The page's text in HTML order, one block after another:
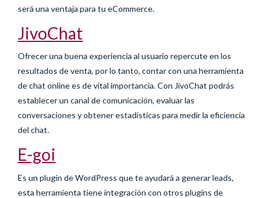
será una ventaja para tu eCommerce.
JivoChat
Ofrecer una buena experiencia al usuario repercute en los
resultados de venta, por lo tanto, contar con una herramienta
de chat online es de vital importancia. Con JivoChat podrás
establecer un canal de comunicación, evaluar las
conversaciones y obtener estadísticas para medir la eficiencia
del chat.
E-goi
Es un plugin de WordPress que te ayudará a generar leads,
esta herramienta tiene integración con otros plugins de